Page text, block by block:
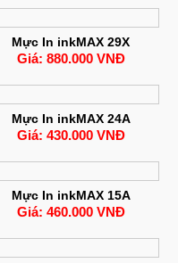
Mực In inkMAX 29X
Giá: 880.000 VNĐ
Mực In inkMAX 24A
Giá: 430.000 VNĐ
Mực In inkMAX 15A
Giá: 460.000 VNĐ